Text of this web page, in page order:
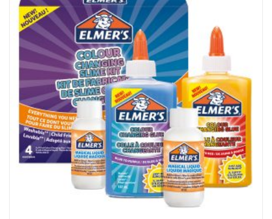
-
senza
solventi
-
bianco
-
UHU
quantità